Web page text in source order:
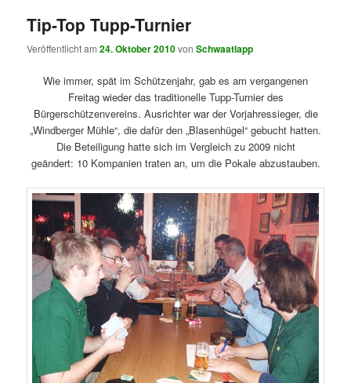
Tip-Top Tupp-Turnier
Veröffentlicht am24. Oktober 2010vonSchwaatlapp
Wie immer, spät im Schützenjahr, gab es am vergangenen
Freitag wieder das traditionelle Tupp-Turnier des
Bürgerschützenvereins. Ausrichter war der Vorjahressieger, die
„Windberger Mühle“, die dafür den „Blasenhügel“ gebucht hatten.
Die Beteiligung hatte sich im Vergleich zu 2009 nicht
geändert: 10 Kompanien traten an, um die Pokale abzustauben.